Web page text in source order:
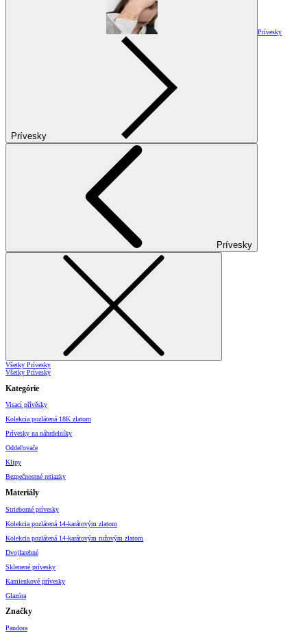
Prívesky
Prívesky
Prívesky
Všetky Prívesky
Všetky Prívesky
Kategórie
Visací přívěsky
Kolekcia pozlátená 18K zlatom
Prívesky na náhrdelníky
Oddeľovače
Klipy
Bezpečnostné retiazky
Materiály
Strieborné prívesky
Kolekcia pozlátená 14-karátovým zlatom
Kolekcia pozlátená 14-karátovým ružovým zlatom
Dvojfarebné
Sklenené prívesky
Kamienkové prívesky
Glazúra
Značky
Pandora